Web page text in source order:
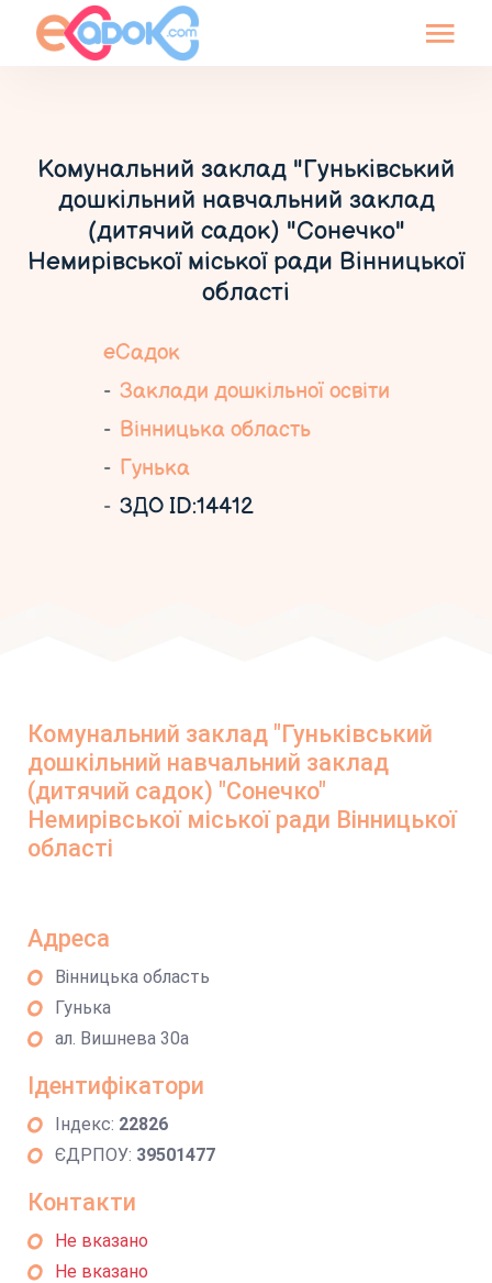
Комунальний заклад "Гуньківський
дошкільний навчальний заклад
(дитячий садок) "Сонечко"
Немирівської міської ради Вінницької
області
еСадок
Заклади дошкільної освіти
Вінницька область
Гунька
ЗДО ID:14412
Комунальний заклад "Гуньківський
дошкільний навчальний заклад
(дитячий садок) "Сонечко"
Немирівської міської ради Вінницької
області
Адреса
Вінницька область
Гунька
ал. Вишнева 30а
Ідентифікатори
Індекс: 22826
ЄДРПОУ: 39501477
Контакти
Не вказано
Не вказано